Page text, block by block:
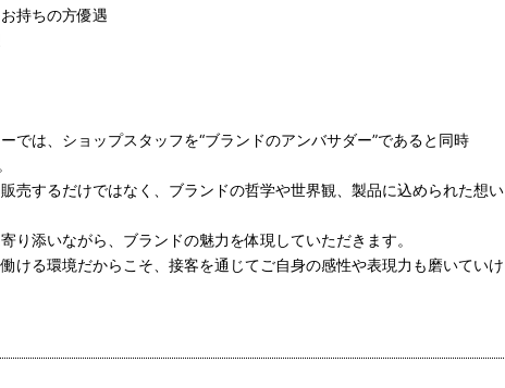
持ちの方優遇
では、ショップスタッフを“ブランドのアンバサダー”であると同時
売するだけではなく、ブランドの哲学や世界観、製品に込められた想い
り添いながら、ブランドの魅力を体現していただきます。
ける環境だからこそ、接客を通じてご自身の感性や表現力も磨いていけ